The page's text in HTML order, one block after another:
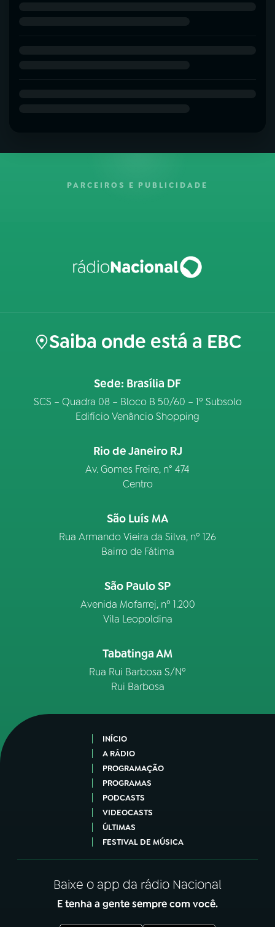
PARCEIROS E PUBLICIDADE
Saiba onde está a EBC
Sede: Brasília DF
SCS – Quadra 08 – Bloco B 50/60 – 1º Subsolo
Edifício Venâncio Shopping
Rio de Janeiro RJ
Av. Gomes Freire, n° 474
Centro
São Luís MA
Rua Armando Vieira da Silva, nº 126
Bairro de Fátima
São Paulo SP
Avenida Mofarrej, nº 1.200
Vila Leopoldina
Tabatinga AM
Rua Rui Barbosa S/Nº
Rui Barbosa
INÍCIO
A RÁDIO
PROGRAMAÇÃO
PROGRAMAS
PODCASTS
VIDEOCASTS
ÚLTIMAS
FESTIVAL DE MÚSICA
Baixe o app da rádio Nacional
E tenha a gente sempre com você.